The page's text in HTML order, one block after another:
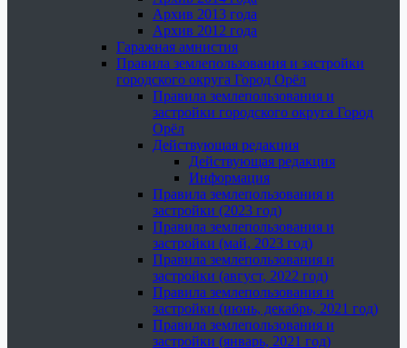
Архив 2013 года
Архив 2012 года
Гаражная амнистия
Правила землепользования и застройки
городского округа Город Орёл
Правила землепользования и
застройки городского округа Город
Орёл
Действующая редакция
Действующая редакция
Информация
Правила землепользования и
застройки (2023 год)
Правила землепользования и
застройки (май, 2023 год)
Правила землепользования и
застройки (август, 2022 год)
Правила землепользования и
застройки (июнь, декабрь, 2021 год)
Правила землепользования и
застройки (январь, 2021 год)